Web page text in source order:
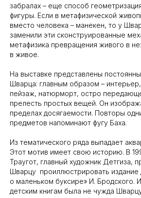
забралах – еще способ
фигуры. Если в метафизической
вместо человека – манекен, то у
заменили эти сконструированные
метафизика превращения живого в
в живое.
На выставке представлены
Шварца: главным образом –
пейзаж, натюрморт, остро
прелесть простых вещей. Он
пределах досягаемости. Повторы
предметов напоминают фугу Баха.
Из тематического ряда выпадает
Этот мотив имеет свою историю. В
Траугот, главный художник Детгиза,
Шварцу проиллюстрировать издание
о маленьком буксире» И. Бродского.
детским книгам была не чужда
Информация
Музей
Выставки Посетителю
Новости COVID - 19
Коллекция Доступность